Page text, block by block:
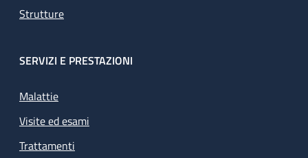
Strutture
SERVIZI E PRESTAZIONI
Malattie
Visite ed esami
Trattamenti